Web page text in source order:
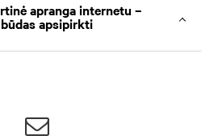
apranga internetu –
apsipirkti